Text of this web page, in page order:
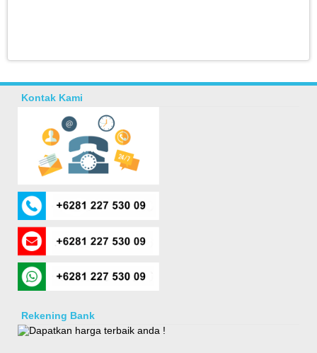
Kontak Kami
Rekening Bank